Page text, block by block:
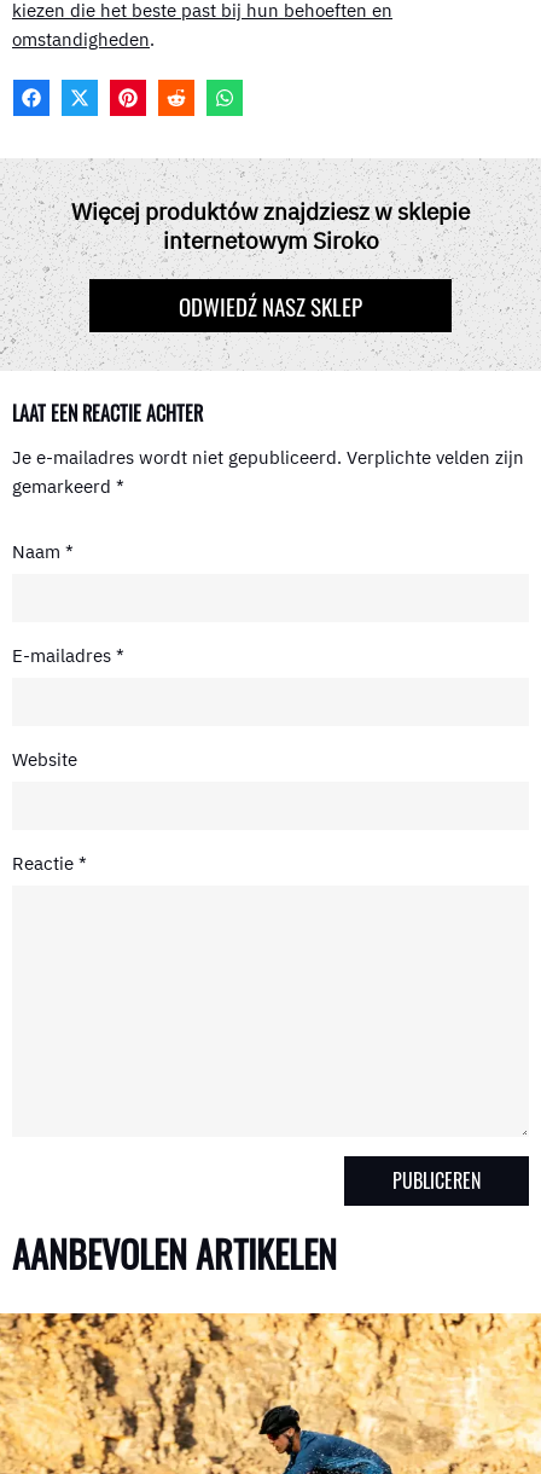
kiezen die het beste past bij hun behoeften en
omstandigheden.
F
E
B
O
O
K
W
I
T
T
E
R
)
P
T
E
R
E
S
T
R
D
I
T
T
S
A
P
P
Więcej produktów znajdziesz w sklepie
internetowym Siroko
ODWIEDŹ NASZ SKLEP
LAAT EEN REACTIE ACHTER
Je e-mailadres wordt niet gepubliceerd. Verplichte velden zijn
gemarkeerd *
Naam *
E-mailadres *
Website
Reactie *
AANBEVOLEN ARTIKELEN